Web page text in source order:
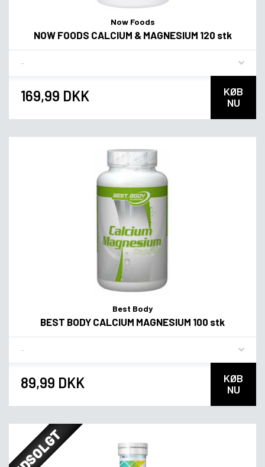
Now Foods
NOW FOODS CALCIUM & MAGNESIUM 120 stk
169,99 DKK
KØB
NU
Best Body
BEST BODY CALCIUM MAGNESIUM 100 stk
89,99 DKK
KØB
NU
UDSOLGT